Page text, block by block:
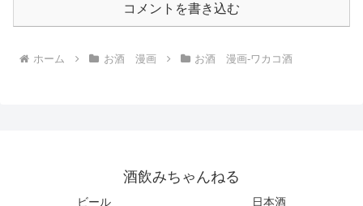
コメントを書き込む
ホーム お酒 漫画 お酒 漫画-ワカコ酒
酒飲みちゃんねる
ビール
日本酒